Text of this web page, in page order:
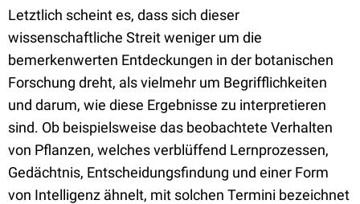
Letztlich scheint es, dass sich dieser
wissenschaftliche Streit weniger um die
bemerkenwerten Entdeckungen in der botanischen
Forschung dreht, als vielmehr um Begrifflichkeiten
und darum, wie diese Ergebnisse zu interpretieren
sind. Ob beispielsweise das beobachtete Verhalten
von Pflanzen, welches verblüffend Lernprozessen,
Gedächtnis, Entscheidungsfindung und einer Form
von Intelligenz ähnelt, mit solchen Termini bezeichnet